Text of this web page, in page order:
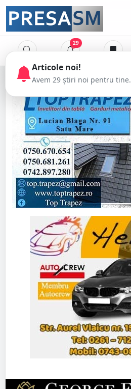
29
Articole noi!
Avem 29 știri noi pentru tine.